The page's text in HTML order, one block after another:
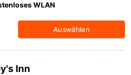
WLAN
Auswählen
Inn